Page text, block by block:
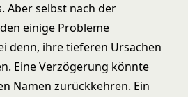
Aber selbst nach der
einige Probleme
denn, ihre tieferen Ursachen
Eine Verzögerung könnte
Namen zurückkehren. Ein